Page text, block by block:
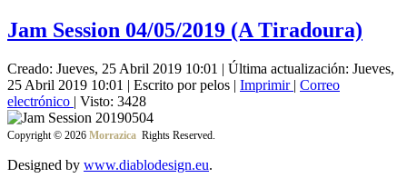
Jam Session 04/05/2019 (A Tiradoura)
Creado: Jueves, 25 Abril 2019 10:01 | Última actualización: Jueves,
25 Abril 2019 10:01 | Escrito por pelos | Imprimir | Correo
electrónico | Visto: 3428
Copyright © 2026 Morrazica Rights Reserved.
Designed by www.diablodesign.eu.